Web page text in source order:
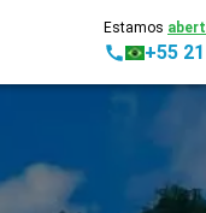
Estamos
+55